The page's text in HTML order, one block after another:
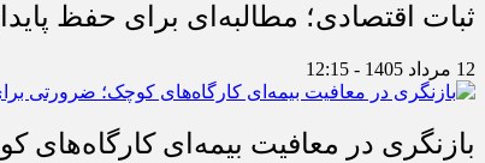
ثبات اقتصادی؛ مطالبه‌ای برای حفظ
12 مرداد 1405 - 12:15
بازنگری در معافیت بیمه‌ای کارگاه‌های